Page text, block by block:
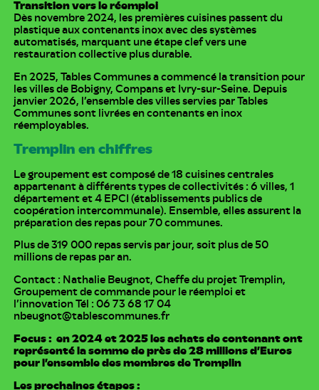
Transition vers le réemploi
Dès novembre 2024, les premières cuisines passent du
plastique aux contenants inox avec des systèmes
automatisés, marquant une étape clef vers une
restauration collective plus durable.
En 2025, Tables Communes a commencé la transition pour
les villes de Bobigny, Compans et Ivry-sur-Seine. Depuis
janvier 2026, l’ensemble des villes servies par Tables
Communes sont livrées en contenants en inox
réemployables.
Tremplin en chiffres
Le groupement est composé de 18 cuisines centrales
appartenant à différents types de collectivités : 6 villes, 1
département et 4 EPCI (établissements publics de
coopération intercommunale). Ensemble, elles assurent la
préparation des repas pour 70 communes.
Plus de 319 000 repas servis par jour, soit plus de 50
millions de repas par an.
Contact : Nathalie Beugnot, Cheffe du projet Tremplin,
Groupement de commande pour le réemploi et
l’innovation Tél : 06 73 68 17 04
nbeugnot@tablescommunes.fr
Focus : en 2024 et 2025 les achats de contenant ont
représenté la somme de près de 28 millions d’Euros
pour l’ensemble des membres de Tremplin
Les prochaines étapes :